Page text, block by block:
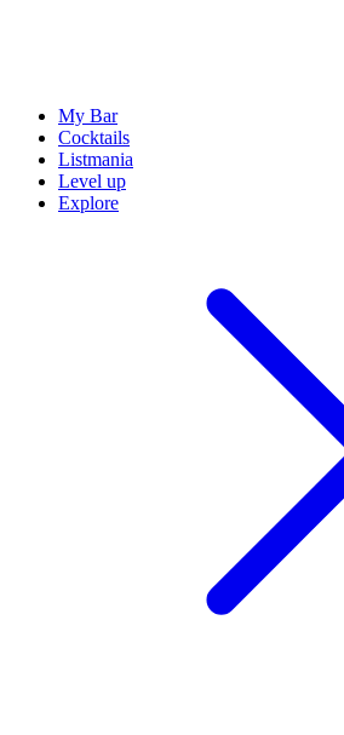
My Bar
Cocktails
Listmania
Level up
Explore